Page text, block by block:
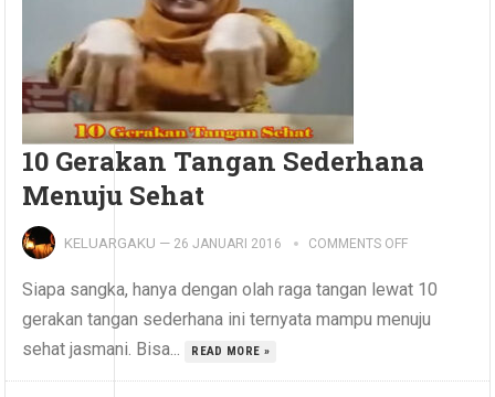
10 Gerakan Tangan Sederhana
Menuju Sehat
KELUARGAKU — 26 JANUARI 2016 COMMENTS OFF
Siapa sangka, hanya dengan olah raga tangan lewat 10
gerakan tangan sederhana ini ternyata mampu menuju
sehat jasmani. Bisa...
READ MORE »